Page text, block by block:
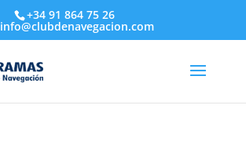
+34 91 864 75 26
info@clubdenavegacion.com